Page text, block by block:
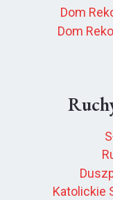
Dom
Dom
Katolickie